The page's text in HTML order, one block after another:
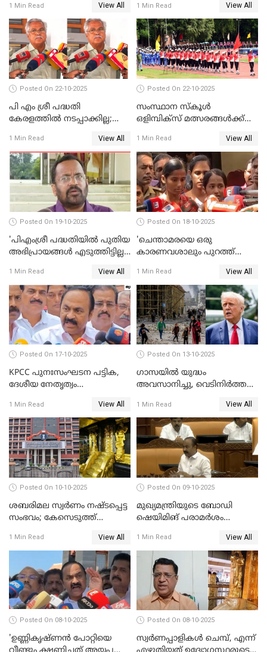
WATCH VIDEO
1 Min Read View All 1 Min Read View All
Posted On 22-10-2025
പി എം ശ്രീ പദ്ധതി
കേരളത്തില്‍ നടപ്പാക്കില്ല;
VIDEO
1 Min Read View All
Posted On 22-10-2025
സംസ്ഥാന സ്‌കൂള്‍
ഒളിമ്പിക്‌സ് മത്സരങ്ങള്‍ക്ക്
1 Min Read View All
Posted On 19-10-2025
'പിഎംശ്രീ പദ്ധതിയില്‍ പുതിയ
അഭിപ്രായങ്ങള്‍ എടുത്തിട്ടില്ല';
1 Min Read View All
Posted On 18-10-2025
'ചെന്താമരയെ ഒരു
കാരണവശാലും പുറത്ത്
തങ്ങള്‍ക്ക് ഭയമാണ്';
സജിതയുടെ പെണ്‍മക്കള്‍
WATCH VIDEO
1 Min Read View All
Posted On 17-10-2025
KPCC പുനഃസംഘടന പട്ടിക,
ദേശീയ നേതൃത്വം
ഡി സതീശന്‍ WATCH VIDEO
1 Min Read View All
Posted On 13-10-2025
ഗാസയില്‍ യുദ്ധം
അവസാനിച്ചു, വെടിനിര്‍ത്തല്‍
1 Min Read View All
Posted On 10-10-2025
ശബരിമല സ്വര്‍ണം നഷ്ടപ്പെട്ട
സംഭവം; കേസെടുത്ത്
ഉത്തരവിട്ട് ഹൈക്കോടതി
WATCH VIDEO
1 Min Read View All
Posted On 09-10-2025
മുഖ്യമന്ത്രിയുടെ ബോഡി
ഷെയിമിങ് പരാമര്‍ശം
പ്രതിപക്ഷം WATCH VIDEO
1 Min Read View All
Posted On 08-10-2025
'ഉണ്ണികൃഷ്ണന്‍ പോറ്റിയെ
Posted On 08-10-2025
സ്വർണപ്പാളികൾ ചെമ്പ്, എന്ന്